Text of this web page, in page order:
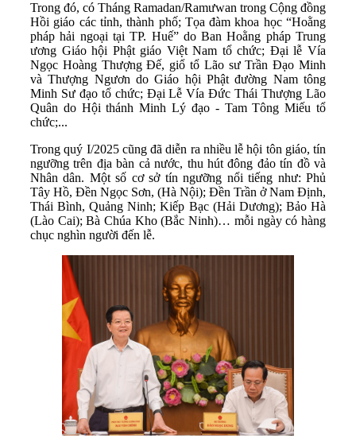
Trong đó, có Tháng Ramadan/Ramưwan trong Cộng đồng
Hồi giáo các tỉnh, thành phố; Tọa đàm khoa học “Hoằng
pháp hải ngoại tại TP. Huế” do Ban Hoằng pháp Trung
ương Giáo hội Phật giáo Việt Nam tổ chức; Đại lễ Vía
Ngọc Hoàng Thượng Đế, giổ tổ Lão sư Trần Đạo Minh
và Thượng Ngươn do Giáo hội Phật đường Nam tông
Minh Sư đạo tổ chức; Đại Lễ Vía Đức Thái Thượng Lão
Quân do Hội thánh Minh Lý đạo - Tam Tông Miếu tổ
chức;...
Trong quý I/2025 cũng đã diễn ra nhiều lễ hội tôn giáo, tín
ngưỡng trên địa bàn cả nước, thu hút đông đảo tín đồ và
Nhân dân. Một số cơ sở tín ngưỡng nổi tiếng như: Phủ
Tây Hồ, Đền Ngọc Sơn, (Hà Nội); Đền Trần ở Nam Định,
Thái Bình, Quảng Ninh; Kiếp Bạc (Hải Dương); Bảo Hà
(Lào Cai); Bà Chúa Kho (Bắc Ninh)… mỗi ngày có hàng
chục nghìn người đến lễ.